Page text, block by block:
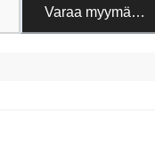
Varaa